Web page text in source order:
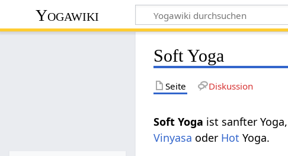
Yogawiki
Soft Yoga
Seite Diskussion
Soft Yoga ist sanfter
Vinyasa oder Hot Yoga.